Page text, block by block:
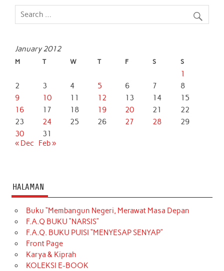
January 2012
M T W T F S S
1
2
3 4 5 6 7
8
9
10 11 12 13 14
15
16
17 18 19 20 21
22
23
24 25 26 27 28
29
30
31
« Dec
Feb »
HALAMAN
Buku “Membangun Negeri, Merawat Masa Depan
F.A.Q BUKU “NARSIS”
F.A.Q. BUKU PUISI “MENYESAP SENYAP”
Front Page
Karya & Kiprah
KOLEKSI E-BOOK